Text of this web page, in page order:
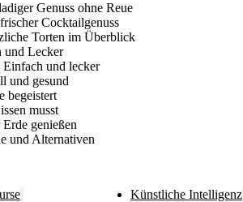
Genuss ohne Reue
Cocktailgenuss
Torten im Überblick
und Lecker
Einfach und lecker
und gesund
begeistert
musst
genießen
und Alternativen
Künstliche Intelligenz